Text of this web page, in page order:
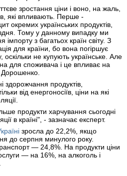
зростання ціни і воно, на жаль,
які впливають. Перше -
окремих українських продуктів,
Тому у данному випадку ми
імпорту з багатьох країн світу. З
для країни, бо вона погіршує
оскільки не купують українське. Але
для споживача і це впливає на
Дорошенко.
здорожчання продуктів,
від енергоносіїв, ціни на які
продукти харчування сьогодні
в країні", - зазначає експерт.
зросла до 22,2%, якщо
до серпня минулого року.
— 24,8%. На продукти ціни
— на 16%, на алкоголь і